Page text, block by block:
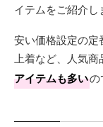
イテムをご紹介し
安い価格設定の
上着など、人気商
アイテムも多いの